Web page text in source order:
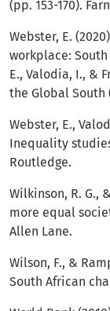
(pp. 153-170).
Webster, E.
workplace:
E., Valodia, I., &
the Global South
Webster, E.,
Inequality
Routledge.
Wilkinson, R. G.,
more equal
Allen Lane.
Wilson, F., &
South African